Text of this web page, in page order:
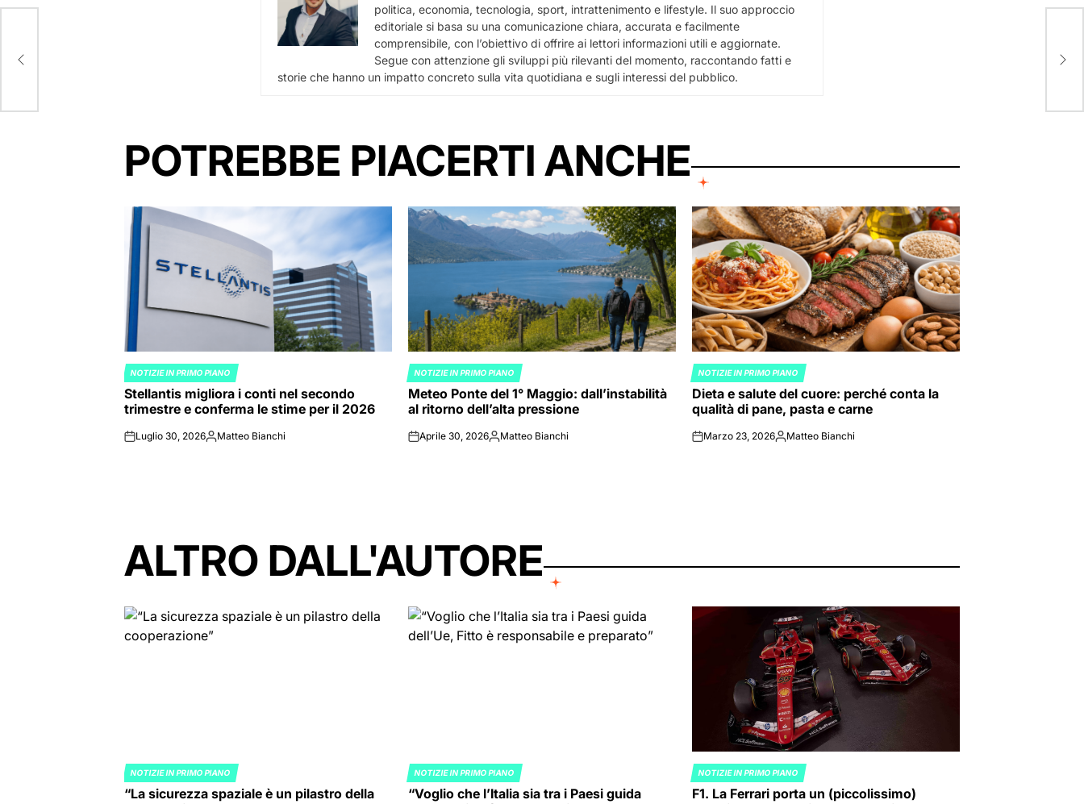
politica, economia, tecnologia, sport, intrattenimento e lifestyle. Il suo approccio
editoriale si basa su una comunicazione chiara, accurata e facilmente
comprensibile, con l’obiettivo di offrire ai lettori informazioni utili e aggiornate.
Segue con attenzione gli sviluppi più rilevanti del momento, raccontando fatti e
storie che hanno un impatto concreto sulla vita quotidiana e sugli interessi del pubblico.
POTREBBE PIACERTI ANCHE
POSTED
IN
NOTIZIE IN PRIMO PIANO
Stellantis migliora i conti nel secondo
trimestre e conferma le stime per il 2026
onLuglio 30, 2026Posted
Matteo Bianchi
POSTED
IN
NOTIZIE IN PRIMO PIANO
Meteo Ponte del 1° Maggio: dall’instabilità
al ritorno dell’alta pressione
onAprile 30, 2026Posted
Matteo Bianchi
POSTED
IN
NOTIZIE IN PRIMO PIANO
Dieta e salute del cuore: perché conta la
qualità di pane, pasta e carne
onMarzo 23, 2026Posted
Matteo Bianchi
ALTRO DALL'AUTORE
POSTED
IN
NOTIZIE IN PRIMO PIANO
“La sicurezza spaziale è un pilastro della
POSTED
IN
NOTIZIE IN PRIMO PIANO
“Voglio che l’Italia sia tra i Paesi guida
POSTED
IN
NOTIZIE IN PRIMO PIANO
F1. La Ferrari porta un (piccolissimo)